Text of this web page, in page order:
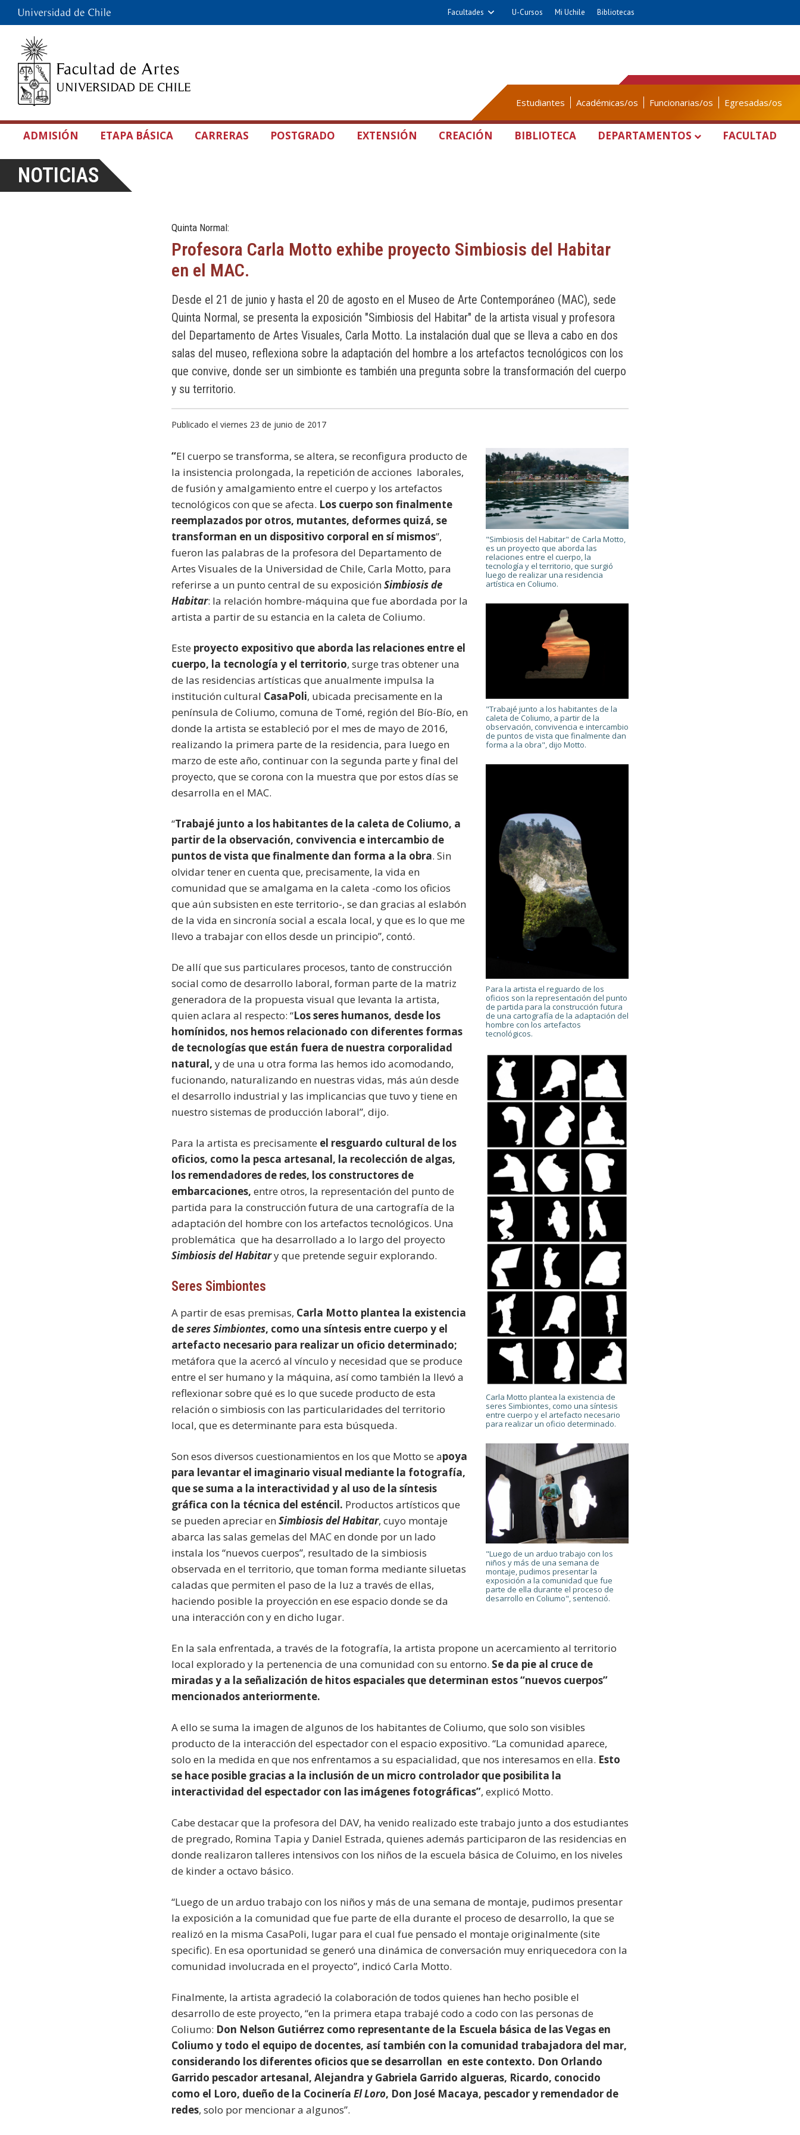
Facultades U-Cursos Mi Uchile Bibliotecas
Estudiantes Académicas/os Funcionarias/os Egresadas/os
ADMISIÓN ETAPA BÁSICA CARRERAS POSTGRADO EXTENSIÓN CREACIÓN BIBLIOTECA DEPARTAMENTOS FACULTAD
NOTICIAS
Quinta Normal:
Profesora Carla Motto exhibe proyecto Simbiosis del Habitar
en el MAC.
Desde el 21 de junio y hasta el 20 de agosto en el Museo de Arte Contemporáneo (MAC), sede
Quinta Normal, se presenta la exposición "Simbiosis del Habitar" de la artista visual y profesora
del Departamento de Artes Visuales, Carla Motto. La instalación dual que se lleva a cabo en dos
salas del museo, reflexiona sobre la adaptación del hombre a los artefactos tecnológicos con los
que convive, donde ser un simbionte es también una pregunta sobre la transformación del cuerpo
y su territorio.
Publicado el viernes 23 de junio de 2017
"Simbiosis del Habitar" de Carla Motto,
es un proyecto que aborda las
relaciones entre el cuerpo, la
tecnología y el territorio, que surgió
luego de realizar una residencia
artística en Coliumo.
"Trabajé junto a los habitantes de la
caleta de Coliumo, a partir de la
observación, convivencia e intercambio
de puntos de vista que finalmente dan
forma a la obra", dijo Motto.
Para la artista el reguardo de los
oficios son la representación del punto
de partida para la construcción futura
de una cartografía de la adaptación del
hombre con los artefactos
tecnológicos.
Carla Motto plantea la existencia de
seres Simbiontes, como una síntesis
entre cuerpo y el artefacto necesario
para realizar un oficio determinado.
"Luego de un arduo trabajo con los
niños y más de una semana de
montaje, pudimos presentar la
exposición a la comunidad que fue
parte de ella durante el proceso de
desarrollo en Coliumo", sentenció.
“El cuerpo se transforma, se altera, se reconfigura producto de
la insistencia prolongada, la repetición de acciones laborales,
de fusión y amalgamiento entre el cuerpo y los artefactos
tecnológicos con que se afecta. Los cuerpo son finalmente
reemplazados por otros, mutantes, deformes quizá, se
transforman en un dispositivo corporal en sí mismos”,
fueron las palabras de la profesora del Departamento de
Artes Visuales de la Universidad de Chile, Carla Motto, para
referirse a un punto central de su exposiciónSimbiosis de
Habitar: la relación hombre-máquina que fue abordada por la
artista a partir de su estancia en la caleta de Coliumo.
Este proyecto expositivo que aborda las relaciones entre el
cuerpo, la tecnología y el territorio, surge tras obtener una
de las residencias artísticas que anualmente impulsa la
institución cultural CasaPoli, ubicada precisamente en la
península de Coliumo, comuna de Tomé, región del Bío-Bío, en
donde la artista se estableció por el mes de mayo de 2016,
realizando la primera parte de la residencia, para luego en
marzo de este año, continuar con la segunda parte y final del
proyecto, que se corona con la muestra que por estos días se
desarrolla en el MAC.
“Trabajé junto a los habitantes de la caleta de Coliumo, a
partir de la observación, convivencia e intercambio de
puntos de vista que finalmente dan forma a la obra. Sin
olvidar tener en cuenta que, precisamente, la vida en
comunidad que se amalgama en la caleta -como los oficios
que aún subsisten en este territorio-, se dan gracias al eslabón
de la vida en sincronía social a escala local, y que es lo que me
llevo a trabajar con ellos desde un principio”, contó.
De allí que sus particulares procesos, tanto de construcción
social como de desarrollo laboral, forman parte de la matriz
generadora de la propuesta visual que levanta la artista,
quien aclara al respecto: “Los seres humanos, desde los
homínidos, nos hemos relacionado con diferentes formas
de tecnologías que están fuera de nuestra corporalidad
natural, y de una u otra forma las hemos ido acomodando,
fucionando, naturalizando en nuestras vidas, más aún desde
el desarrollo industrial y las implicancias que tuvo y tiene en
nuestro sistemas de producción laboral”, dijo.
Para la artista es precisamente el resguardo cultural de los
oficios, como la pesca artesanal, la recolección de algas,
los remendadores de redes, los constructores de
embarcaciones, entre otros, la representación del punto de
partida para la construcción futura de una cartografía de la
adaptación del hombre con los artefactos tecnológicos. Una
problemática que ha desarrollado a lo largo del proyecto
Simbiosis del Habitary que pretende seguir explorando.
Seres Simbiontes
A partir de esas premisas, Carla Motto plantea la existencia
deseres Simbiontes, como una síntesis entre cuerpo y el
artefacto necesario para realizar un oficio determinado;
metáfora que la acercó al vínculo y necesidad que se produce
entre el ser humano y la máquina, así como también la llevó a
reflexionar sobre qué es lo que sucede producto de esta
relación o simbiosis con las particularidades del territorio
local, que es determinante para esta búsqueda.
Son esos diversos cuestionamientos en los que Motto se apoya
para levantar el imaginario visual mediante la fotografía,
que se suma a la interactividad y al uso de la síntesis
gráfica con la técnica del esténcil. Productos artísticos que
se pueden apreciar enSimbiosis del Habitar, cuyo montaje
abarca las salas gemelas del MAC en donde por un lado
instala los “nuevos cuerpos”, resultado de la simbiosis
observada en el territorio, que toman forma mediante siluetas
caladas que permiten el paso de la luz a través de ellas,
haciendo posible la proyección en ese espacio donde se da
una interacción con y en dicho lugar.
En la sala enfrentada, a través de la fotografía, la artista propone un acercamiento al territorio
local explorado y la pertenencia de una comunidad con su entorno. Se da pie al cruce de
miradas y a la señalización de hitos espaciales que determinan estos “nuevos cuerpos”
mencionados anteriormente.
A ello se suma la imagen de algunos de los habitantes de Coliumo, que solo son visibles
producto de la interacción del espectador con el espacio expositivo. “La comunidad aparece,
solo en la medida en que nos enfrentamos a su espacialidad, que nos interesamos en ella. Esto
se hace posible gracias a la inclusión de un micro controlador que posibilita la
interactividad del espectador con las imágenes fotográficas”, explicó Motto.
Cabe destacar que la profesora del DAV, ha venido realizado este trabajo junto a dos estudiantes
de pregrado, Romina Tapia y Daniel Estrada, quienes además participaron de las residencias en
donde realizaron talleres intensivos con los niños de la escuela básica de Coluimo, en los niveles
de kinder a octavo básico.
“Luego de un arduo trabajo con los niños y más de una semana de montaje, pudimos presentar
la exposición a la comunidad que fue parte de ella durante el proceso de desarrollo, la que se
realizó en la misma CasaPoli, lugar para el cual fue pensado el montaje originalmente (site
specific). En esa oportunidad se generó una dinámica de conversación muy enriquecedora con la
comunidad involucrada en el proyecto”, indicó Carla Motto.
Finalmente, la artista agradeció la colaboración de todos quienes han hecho posible el
desarrollo de este proyecto, “en la primera etapa trabajé codo a codo con las personas de
Coliumo: Don Nelson Gutiérrez como representante de la Escuela básica de las Vegas en
Coliumo y todo el equipo de docentes, así también con la comunidad trabajadora del mar,
considerando los diferentes oficios que se desarrollan en este contexto. Don Orlando
Garrido pescador artesanal, Alejandra y Gabriela Garrido algueras, Ricardo, conocido
como el Loro, dueño de la Cocinería El Loro, Don José Macaya, pescador y remendador de
redes, solo por mencionar a algunos”.